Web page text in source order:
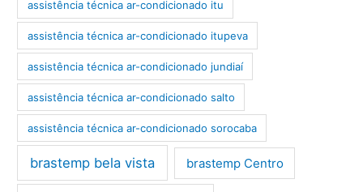
assistência técnica ar-condicionado itu
assistência técnica ar-condicionado itupeva
assistência técnica ar-condicionado jundiaí
assistência técnica ar-condicionado salto
assistência técnica ar-condicionado sorocaba
brastemp bela vista brastemp Centro